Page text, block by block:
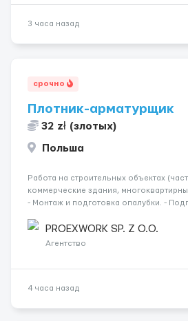
3 часа назад
срочно
Плотник-арматурщик
32 zł (злотых)
Польша
Работа на строительных объектах
коммерческие здания,
- Монтаж и подготовка опалубки. -
Связка арматурных стержней. -
опалубки после за...
PROEXWORK SP. Z O.O.
Агентство
4 часа назад